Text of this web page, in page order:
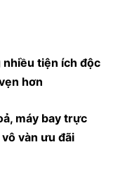
tiện ích độc
hơn
máy bay trực
vàn ưu đãi